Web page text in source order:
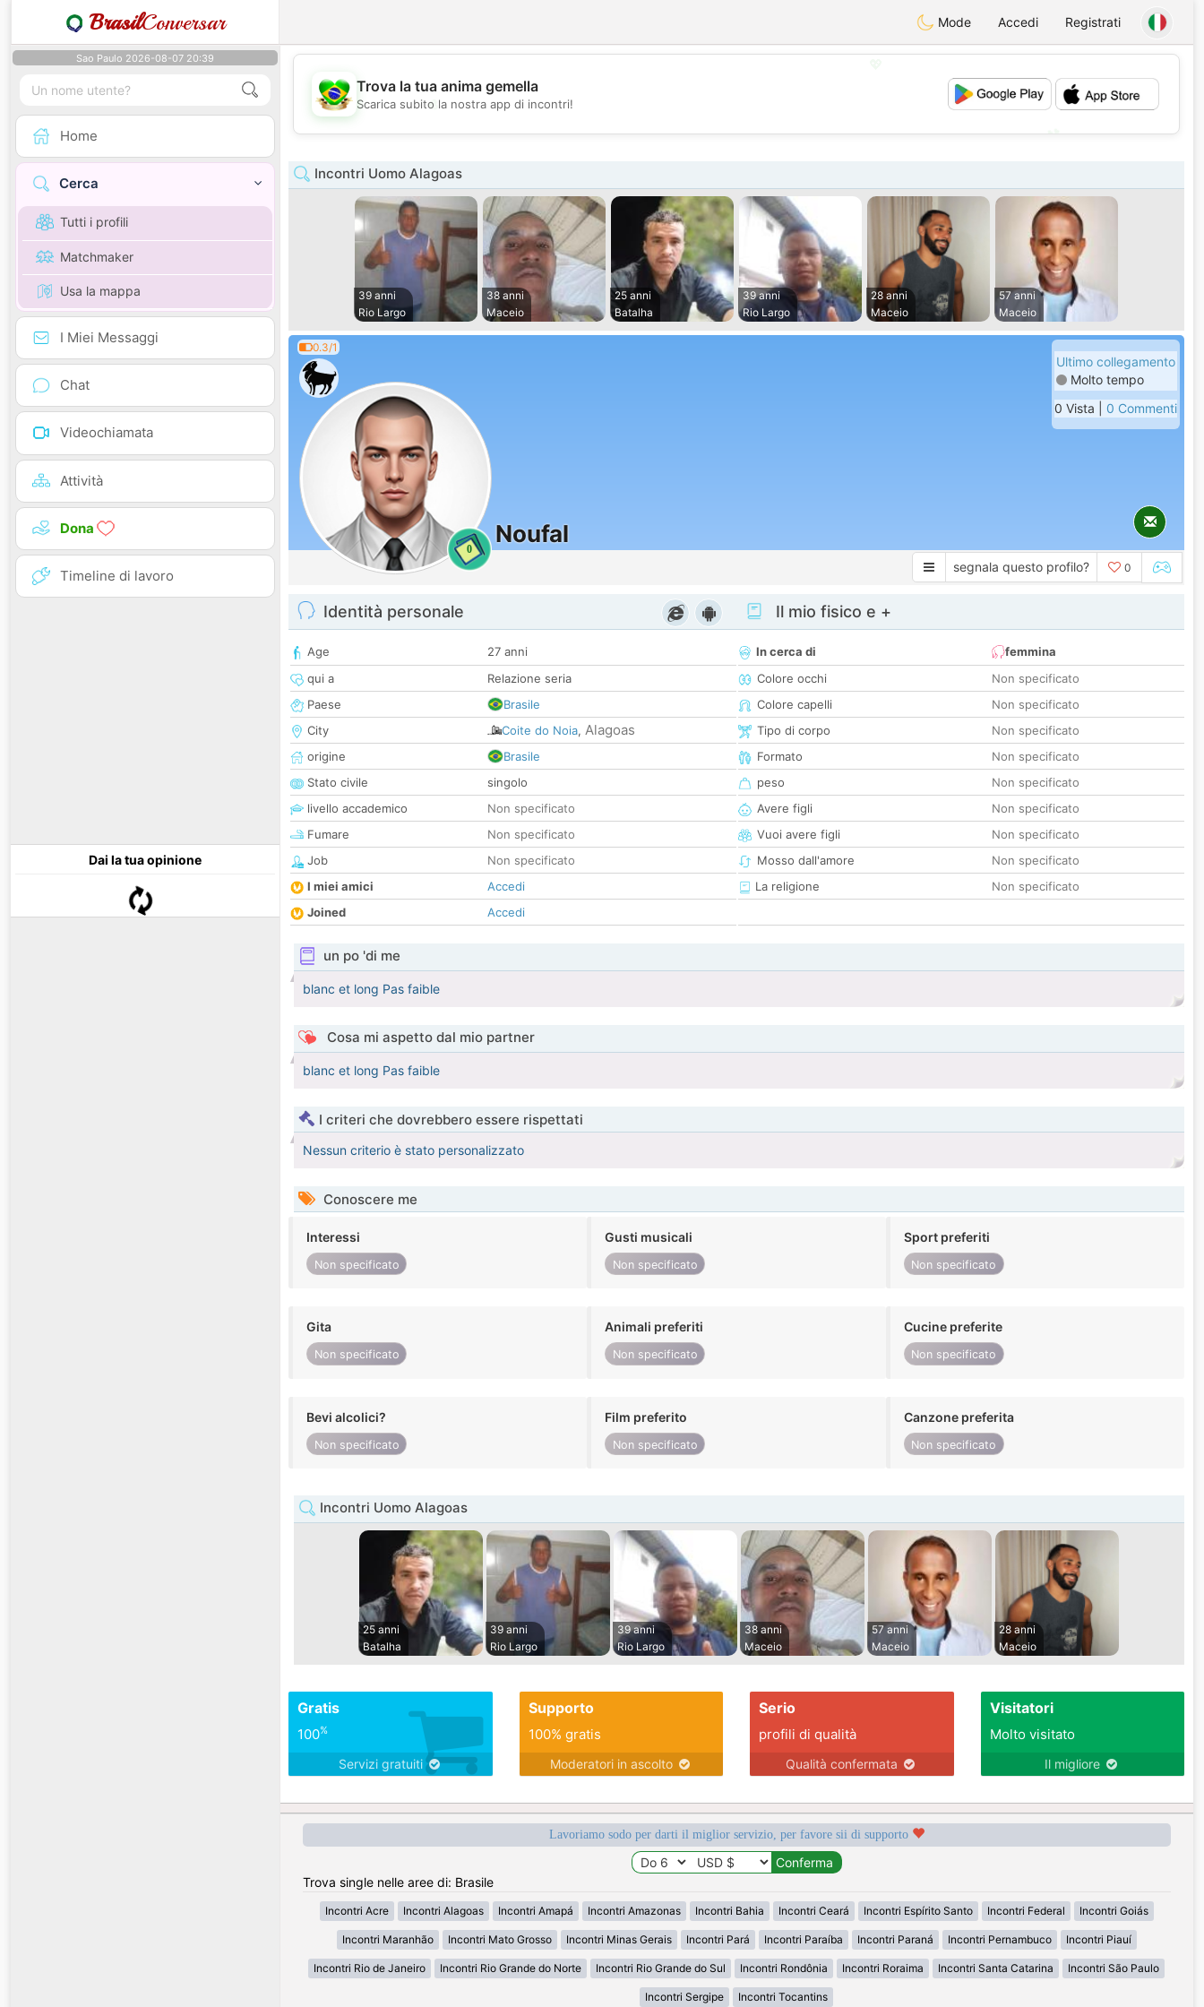
BrasilConversar Mode Accedi Registrati
Sao Paulo 2026-08-07 20:39
Home
Cerca
Tutti i profili
Matchmaker
Usa la mappa
I Miei Messaggi
Chat
Videochiamata
Attività
Dona
Timeline di lavoro
Dai la tua opinione
💖
💕
Trova la tua anima gemella
Scarica subito la nostra app di incontri!
Incontri Uomo Alagoas
39 anni
Rio Largo
38 anni
Maceio
25 anni
Batalha
39 anni
Rio Largo
28 anni
Maceio
57 anni
Maceio
0.3/1
0
Noufal
Ultimo collegamento
Molto tempo
0 Vista | 0 Commenti
segnala questo profilo? 0
Identità personale
Age
27 anni
qui a
Relazione seria
Paese
Brasile
City
Coite do Noia, Alagoas
origine
Brasile
Stato civile
singolo
livello accademico
Non specificato
Fumare
Non specificato
Job
Non specificato
I miei amici
Accedi
Joined
Accedi
Il mio fisico e +
In cerca di
femmina
Colore occhi
Non specificato
Colore capelli
Non specificato
Tipo di corpo
Non specificato
Formato
Non specificato
peso
Non specificato
Avere figli
Non specificato
Vuoi avere figli
Non specificato
Mosso dall'amore
Non specificato
La religione
Non specificato
un po 'di me
blanc et long Pas faible
Cosa mi aspetto dal mio partner
blanc et long Pas faible
I criteri che dovrebbero essere rispettati
Nessun criterio è stato personalizzato
Conoscere me
Interessi
Non specificato
Gusti musicali
Non specificato
Sport preferiti
Non specificato
Gita
Non specificato
Animali preferiti
Non specificato
Cucine preferite
Non specificato
Bevi alcolici?
Non specificato
Film preferito
Non specificato
Canzone preferita
Non specificato
Incontri Uomo Alagoas
25 anni
Batalha
39 anni
Rio Largo
39 anni
Rio Largo
38 anni
Maceio
57 anni
Maceio
28 anni
Maceio
Gratis
100%
Servizi gratuiti
Supporto
100% gratis
Moderatori in ascolto
Serio
profili di qualità
Qualità confermata
Visitatori
Molto visitato
Il migliore
Lavoriamo sodo per darti il miglior servizio, per favore sii di supporto
Trova single nelle aree di: Brasile
Incontri Acre Incontri Alagoas Incontri Amapá Incontri Amazonas Incontri Bahia Incontri Ceará Incontri Espírito Santo Incontri Federal Incontri Goiás
Incontri Maranhão Incontri Mato Grosso Incontri Minas Gerais Incontri Pará Incontri Paraíba Incontri Paraná Incontri Pernambuco Incontri Piauí
Incontri Rio de Janeiro Incontri Rio Grande do Norte Incontri Rio Grande do Sul Incontri Rondônia Incontri Roraima Incontri Santa Catarina Incontri São Paulo
Incontri Sergipe Incontri Tocantins